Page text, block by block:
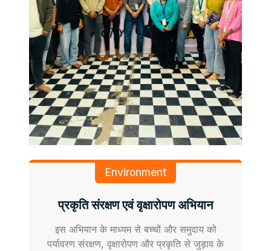
Environment
प्रकृति संरक्षण एवं वृक्षारोपण अभियान
इस अभियान के माध्यम से बच्चों और समुदाय को
पर्यावरण संरक्षण, वृक्षारोपण और प्रकृति से जुड़ाव के